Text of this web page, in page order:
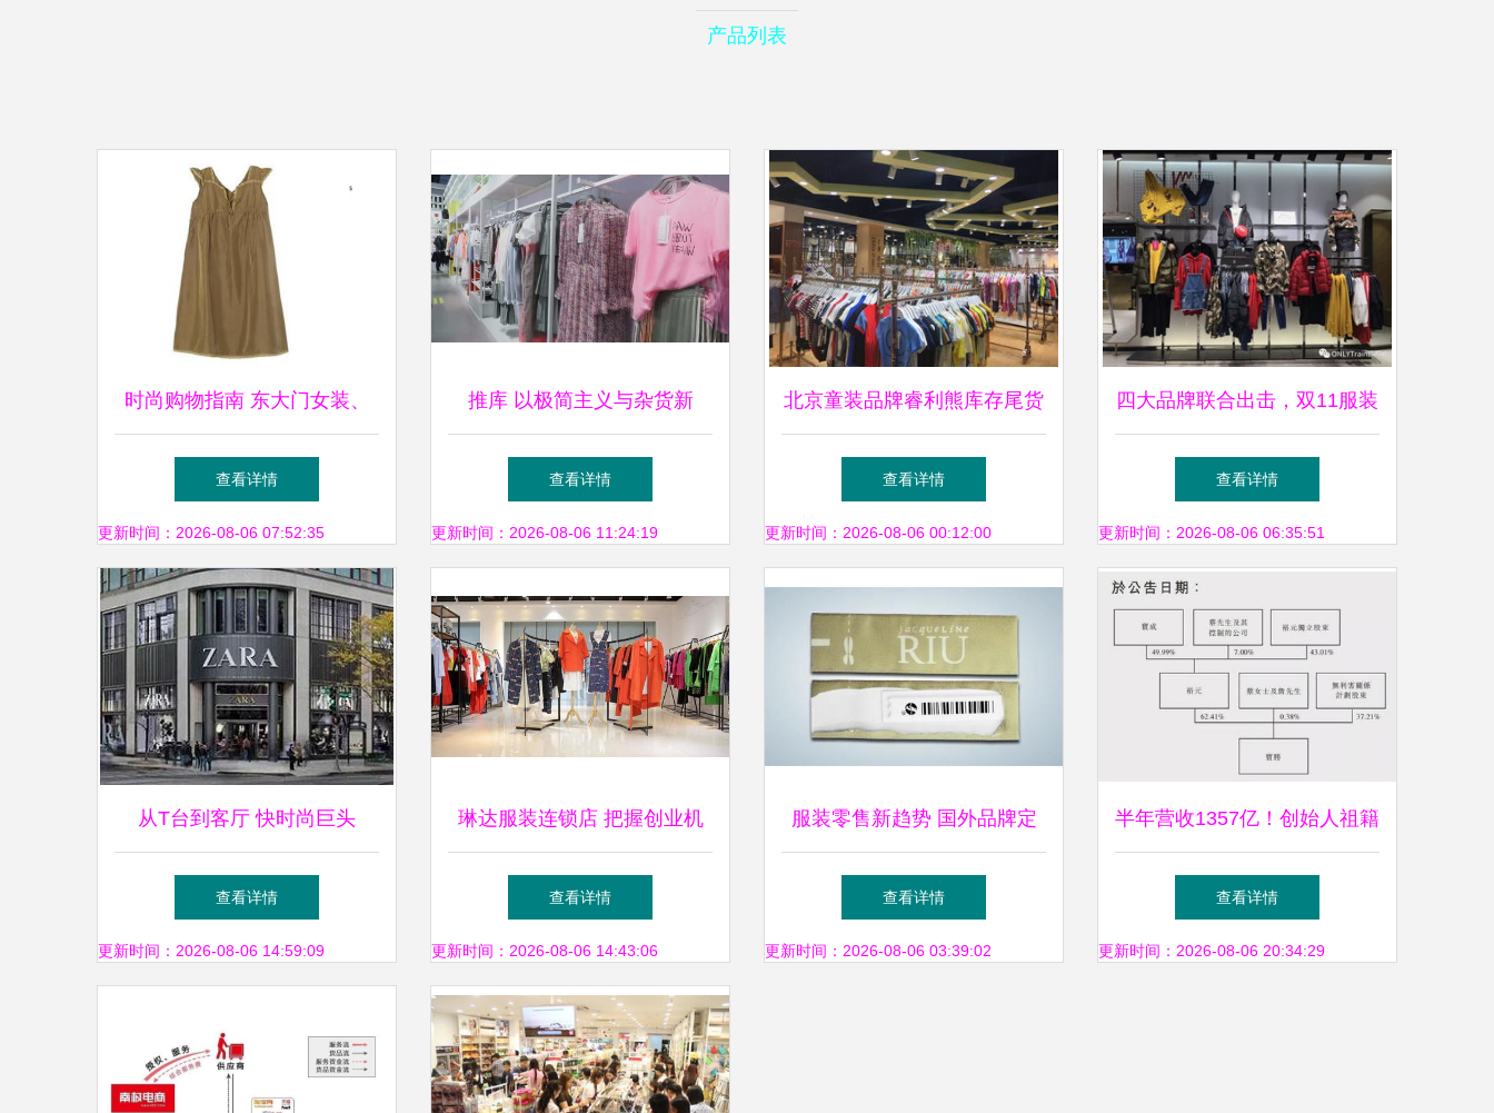
产品列表
时尚购物指南 东大门女装、
童装折扣与Roem工厂上衣的
免税魅力
查看详情
更新时间：2026-08-06 07:52:35
推库 以极简主义与杂货新
潮，开启中国服饰行业新零售
探索
查看详情
更新时间：2026-08-06 11:24:19
北京童装品牌睿利熊库存尾货
的机遇与挑战
查看详情
更新时间：2026-08-06 00:12:00
四大品牌联合出击，双11服装
狂欢提前开启 100减40限时抢
购
查看详情
更新时间：2026-08-06 06:35:51
从T台到客厅 快时尚巨头
ZARA为何走上去服装化道
路，扩张家居业务版图？
查看详情
更新时间：2026-08-06 14:59:09
琳达服装连锁店 把握创业机
遇，共创时尚财富新篇章
查看详情
更新时间：2026-08-06 14:43:06
服装零售新趋势 国外品牌定
制防盗吊牌与中国工厂的专业
化合作
查看详情
更新时间：2026-08-06 03:39:02
半年营收1357亿！创始人祖籍
福建，背靠耐克崛起的世界服
装制造巨头
查看详情
更新时间：2026-08-06 20:34:29